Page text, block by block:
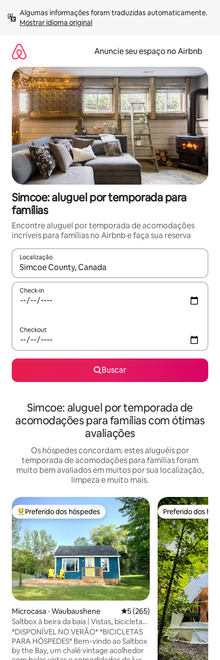
para
Mostrar idioma original
Anuncie seu espaço no Airbnb
Simcoe: aluguel por temporada para
famílias
Encontre aluguel por temporada de acomodações
incríveis para famílias no Airbnb e faça sua reserva
Localização
Quando os resultados estiverem disponíveis, explore-os
Check-in
Checkout
Buscar
Simcoe: aluguel por temporada de
acomodações para famílias com ótimas
avaliações
Os hóspedes concordam: estes aluguéis por
temporada de acomodações para famílias foram
muito bem avaliados em muitos por sua localização,
limpeza e muito mais.
Entre os melhores preferidos dos hóspedes
Preferido dos hóspedes
Microcasa ⋅ Waubaushene 5 de uma avaliação média de
5 (265)
Saltbox à beira da baía | Vistas, bicicletas,
praias e Vetta
*DISPONÍVEL NO VERÃO* *BICICLETAS
PARA HÓSPEDES* Bem-vindo ao Saltbox
by the Bay, um chalé vintage acolhedor
Preferido dos
Preferido dos